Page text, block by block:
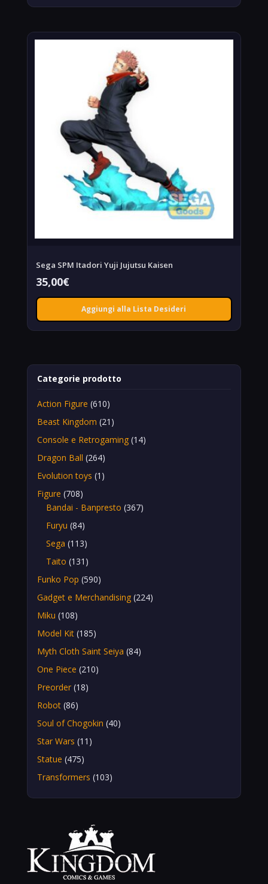
Sega SPM Itadori Yuji Jujutsu Kaisen
35,00€
Aggiungi alla Lista Desideri
Categorie prodotto
Action Figure (610)
Beast Kingdom (21)
Console e Retrogaming (14)
Dragon Ball (264)
Evolution toys (1)
Figure (708)
Bandai - Banpresto (367)
Furyu (84)
Sega (113)
Taito (131)
Funko Pop (590)
Gadget e Merchandising (224)
Miku (108)
Model Kit (185)
Myth Cloth Saint Seiya (84)
One Piece (210)
Preorder (18)
Robot (86)
Soul of Chogokin (40)
Star Wars (11)
Statue (475)
Transformers (103)